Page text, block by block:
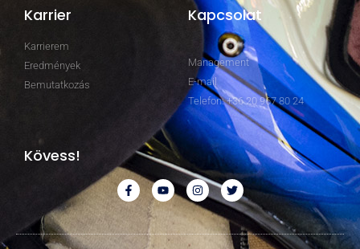
Karrier
Karrierem
Eredmények
Bemutatkozás
Kapcsolat
Management
E-mail
Telefon: +36 20 967 80 24
Kövess!